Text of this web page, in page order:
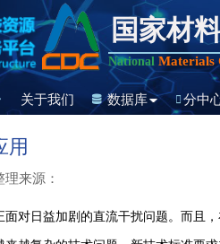
国家材
National Materials
关于我们 数据库 分中
用
来源：
日益加剧的直流干扰问题。而且，